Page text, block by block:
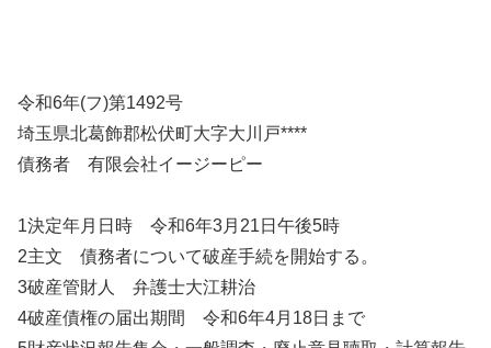
令和6年(フ)第1492号
埼玉県北葛飾郡松伏町大字大川戸****
債務者 有限会社イージーピー
1決定年月日時 令和6年3月21日午後5時
2主文 債務者について破産手続を開始する。
3破産管財人 弁護士大江耕治
4破産債権の届出期間 令和6年4月18日まで